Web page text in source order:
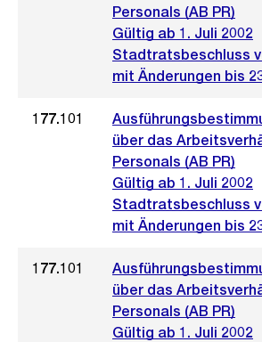
Personals (AB PR)
Gültig ab 1. Juli 2002
Stadtratsbeschluss
mit Änderungen bis
177.101
über das
Personals (AB PR)
Gültig ab 1. Juli 2002
Stadtratsbeschluss
mit Änderungen bis
177.101
über das
Personals (AB PR)
Gültig ab 1. Juli 2002